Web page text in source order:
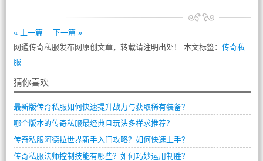
« 上一篇
下一篇 »
网通传奇私服发布网原创文章，转载请注明出处！ 本文标签： 传奇私
服
猜你喜欢
最新版传奇私服如何快速提升战力与获取稀有装备？
哪个版本的传奇私服最经典且玩法多样求推荐？
传奇私服阿德拉世界新手入门攻略？如何快速上手？
传奇私服法师控制技能有哪些？如何巧妙运用制胜？